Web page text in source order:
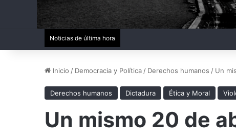
Noticias de última hora
Inicio / Democracia y Política / Derechos humanos / Un
Derechos humanos Dictadura Ética y Moral
Un mismo 20 de